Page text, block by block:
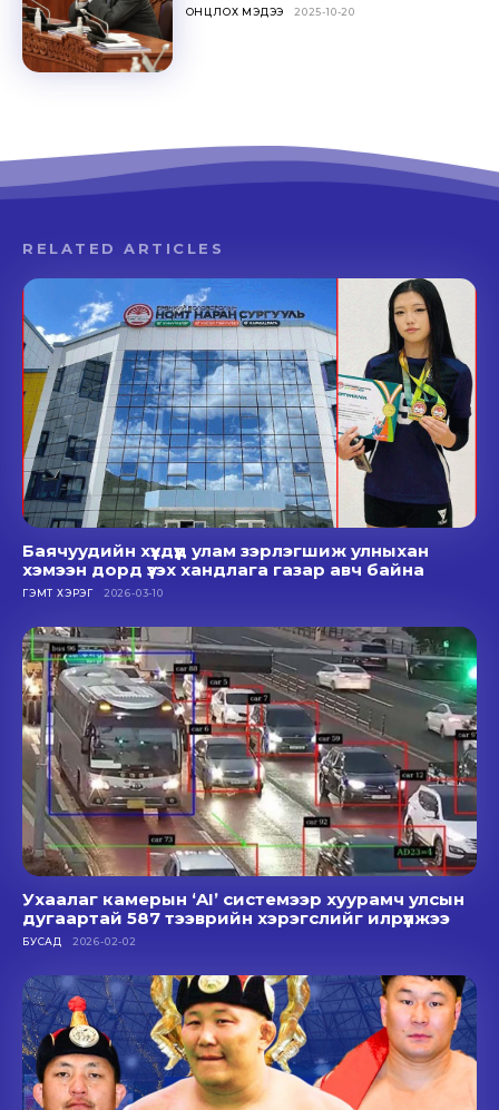
ОНЦЛОХ МЭДЭЭ 2025-10-20
RELATED ARTICLES
Баячуудийн хүүхдүүд улам зэрлэгшиж улныхан
хэмээн дорд үзэх хандлага газар авч байна
ГЭМТ ХЭРЭГ 2026-03-10
Ухаалаг камерын ‘AI’ системээр хуурамч улсын
дугаартай 587 тээврийн хэрэгслийг илрүүлжээ
БУСАД 2026-02-02